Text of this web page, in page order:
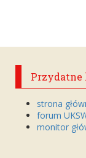
strona
forum
monitor